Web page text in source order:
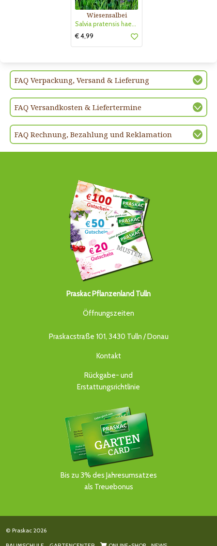
Wiesensalbei
Salvia pratensis haematodes
€ 4,99
FAQ Verpackung, Versand & Lieferung
FAQ Versandkosten & Liefertermine
FAQ Rechnung, Bezahlung und Reklamation
Praskac Pflanzenland Tulln
Öffnungszeiten
Praskacstraße 101, 3430 Tulln / Donau
Kontakt
Rückgabe- und
Erstattungsrichtlinie
Bis zu 3% des Jahresumsatzes
als Treuebonus
© Praskac 2026